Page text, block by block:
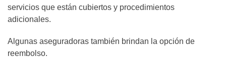
servicios que están cubiertos y procedimientos
adicionales.
Algunas aseguradoras también brindan la opción de
reembolso.